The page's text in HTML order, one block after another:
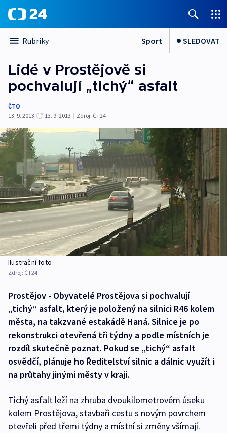
Rubriky Sport SLEDOVAT
Lidé v Prostějově si
pochvalují „tichý“ asfalt
ČTO
13. 9. 2013
13. 9. 2013 | Zdroj: ČT24
Ilustrační foto
Zdroj: ČT24
Prostějov - Obyvatelé Prostějova si pochvalují
„tichý“ asfalt, který je položený na silnici R46 kolem
města, na takzvané estakádě Haná. Silnice je po
rekonstrukci otevřená tři týdny a podle místních je
rozdíl skutečně poznat. Pokud se „tichý“ asfalt
osvědčí, plánuje ho Ředitelství silnic a dálnic využít i
na průtahy jinými městy v kraji.
Tichý asfalt leží na zhruba dvoukilometrovém úseku
kolem Prostějova, stavbaři cestu s novým povrchem
otevřeli před třemi týdny a místní si změny všímají.